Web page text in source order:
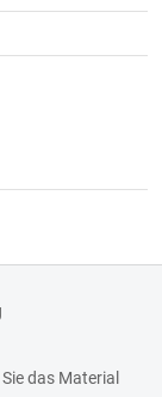
das Material